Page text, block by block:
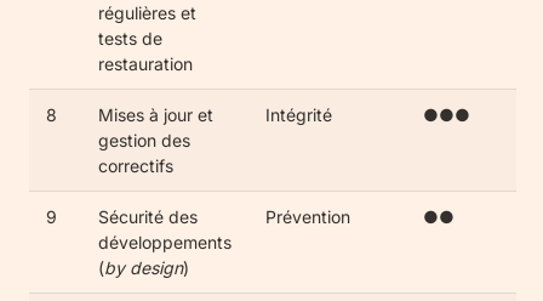
régulières et
tests de
restauration
8
Mises à jour et
gestion des
correctifs
Intégrité ●●●
9
Sécurité des
développements
(by design)
Prévention ●●